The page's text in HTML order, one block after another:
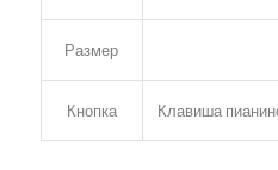
Размер
Кнопка Клавиша